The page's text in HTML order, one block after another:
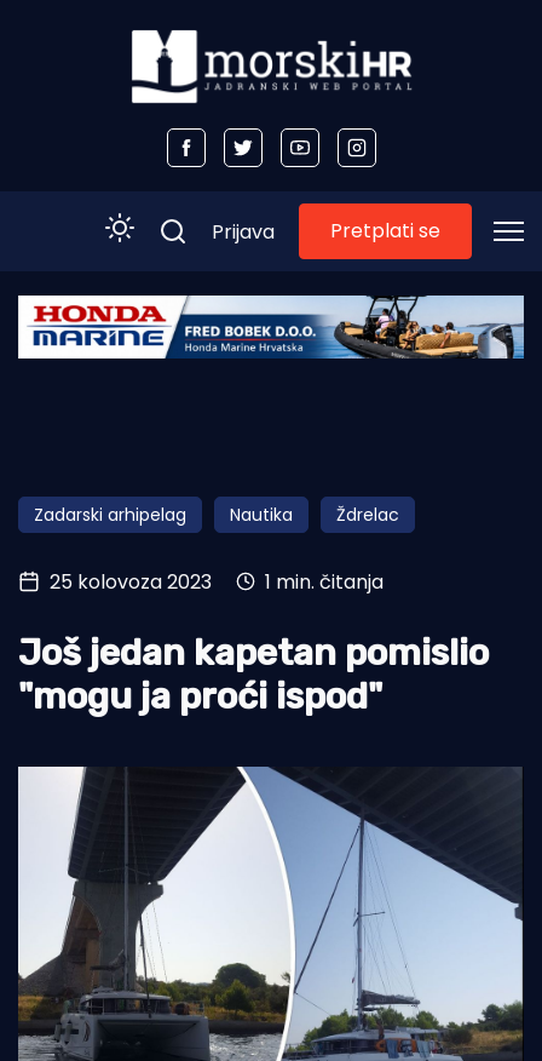
Početna
Obala
Otoci
Turizam i nautika
Pomorstvo
Ribolov
Tradicija i kultura
Prijava Pretplati se
Zadarski arhipelag Nautika Ždrelac
25 kolovoza 2023 1 min. čitanja
Još jedan kapetan pomislio
"mogu ja proći ispod"